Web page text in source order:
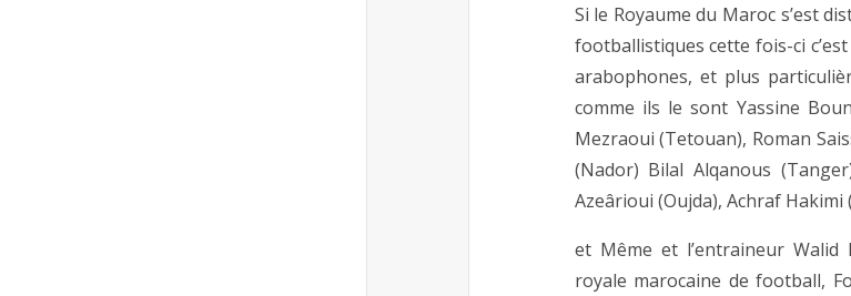
Si le Royaume du Maroc s’est
footballistiques cette fois-ci
arabophones, et plus
comme ils le sont Yassine
Mezraoui (Tetouan), Roman
(Nador) Bilal Alqanous
Azeârioui (Oujda), Achraf Hakimi
et Même et l’entraineur
royale marocaine de football,